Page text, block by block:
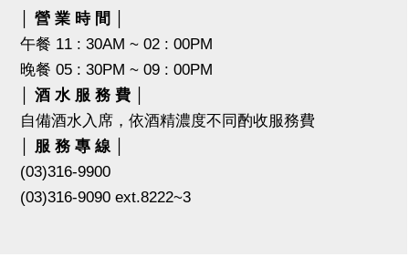
│ 營 業 時 間 │
午餐 11 : 30AM ~ 02 : 00PM
晚餐 05 : 30PM ~ 09 : 00PM
│ 酒 水 服 務 費 │
自備酒水入席，依酒精濃度不同酌收服務費
│ 服 務 專 線 │
(03)316-9900
(03)316-9090 ext.8222~3